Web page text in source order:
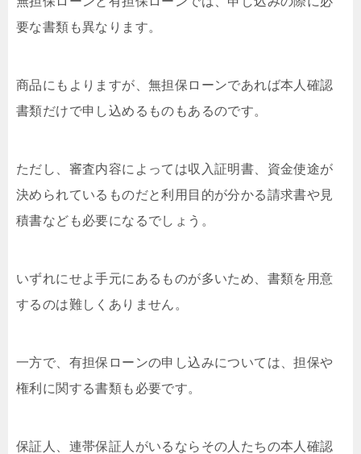
要な書類も異なります。
商品にもよりますが、無担保ローンであれば本人確認
書類だけで申し込めるものもあるのです。
ただし、審査内容によっては収入証明書、資金使途が
決められているものだと利用目的が分かる請求書や見
積書なども必要になるでしょう。
いずれにせよ手元にあるものが多いため、書類を用意
するのは難しくありません。
一方で、有担保ローンの申し込みについては、担保や
権利に関する書類も必要です。
保証人、連帯保証人がいるならその人たちの本人確認